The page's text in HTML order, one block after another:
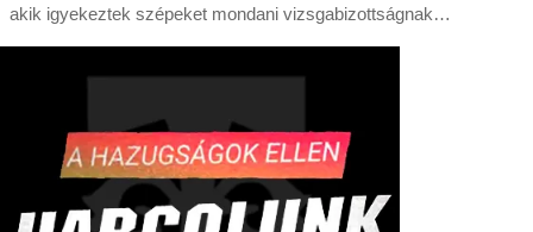
akik igyekeztek szépeket mondani vizsgabizottságnak…